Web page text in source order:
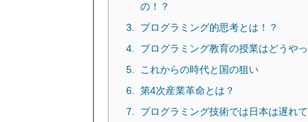
の！？
プログラミング的思考とは！？
プログラミング教育の授業はどうや
これからの時代と国の狙い
第4次産業革命とは？
プログラミング技術では日本は遅れ